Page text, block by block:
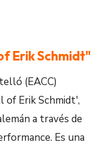
Erik Schmidt"
(EACC)
of Erik Schmidt',
a través de
Es una